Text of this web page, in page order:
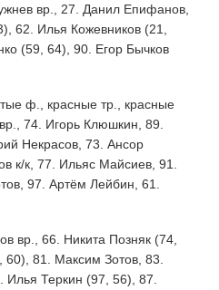
вр., 27. Данил Епифанов,
62. Илья Кожевников (21,
(59, 64), 90. Егор Бычков
ф., красные тр., красные
74. Игорь Клюшкин, 89.
Некрасов, 73. Ансор
к/к, 77. Ильяс Майсиев, 91.
97. Артём Лейбин, 61.
вр., 66. Никита Позняк (74,
81. Максим Зотов, 83.
Теркин (97, 56), 87.